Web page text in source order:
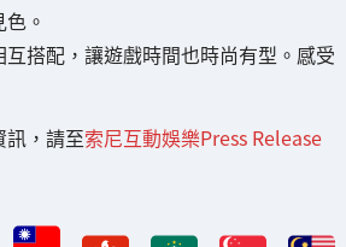
。
搭配，讓遊戲時間也時尚有型。感受
訊，請至索尼互動娛樂Press Release